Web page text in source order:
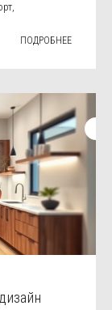
ПОДРОБНЕЕ